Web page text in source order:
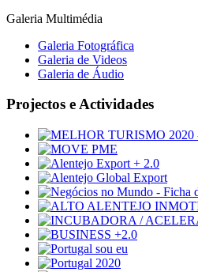
Galeria Multimédia
Galeria Fotográfica
Galeria de Videos
Galeria de Áudio
Projectos e Actividades